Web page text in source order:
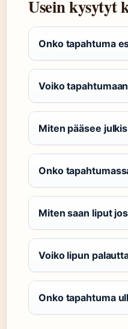
Usein kysytyt
Onko tapahtuma
Voiko
Miten pääsee
Onko
Miten saan liput
Voiko lipun
Onko tapahtuma